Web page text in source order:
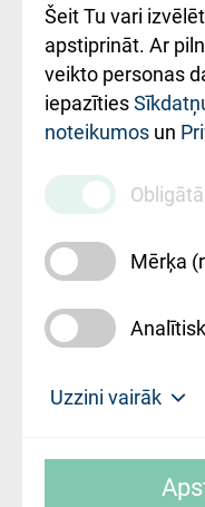
Rekvizīti un
ārstniecības
iestādes kods
010000234
Maksas
pakalpojumu
cenrādis
Šeit Tu vari
apstiprināt. Ar
veikto personas
iepazīties
noteikumos un
Mērķa
Uzzini vairāk
slimnīca,